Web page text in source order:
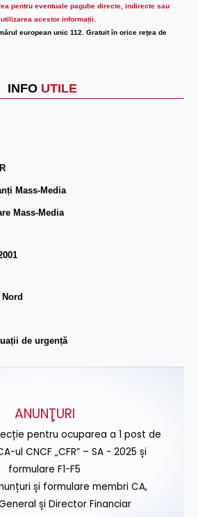
pentru eventuale pagube directe, indirecte sau
acestor informații.
european unic 112. Gratuit în orice reţea de
INFO UTILE
Mass-Media
Mass-Media
de urgență
ANUNŢURI
pentru ocuparea a 1 post de
ul CNCF „CFR” – SA - 2025 și
formulare F1-F5
și formulare membri CA,
și Director Financiar